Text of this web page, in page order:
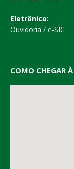
Eletrônico:
Ouvidoria / e-SIC
COMO CHEGAR